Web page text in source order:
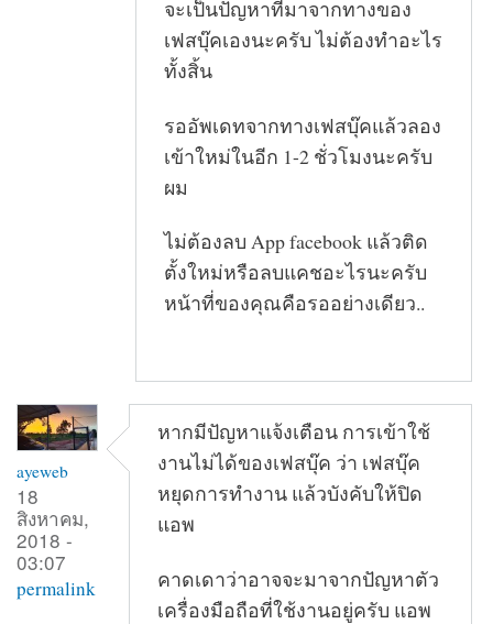
จะเป็นปัญหาที่มาจากทางของ
เฟสบุ๊คเองนะครับ ไม่ต้องทำอะไร
ทั้งสิ้น
รออัพเดทจากทางเฟสบุ๊คแล้วลอง
เข้าใหม่ในอีก 1-2 ชั่วโมงนะครับ
ผม
ไม่ต้องลบ App facebook แล้วติด
ตั้งใหม่หรือลบแคชอะไรนะครับ
หน้าที่ของคุณคือรออย่างเดียว..
ayeweb
18
สิงหาคม,
2018 -
03:07
permalink
หากมีปัญหาแจ้งเตือน การเข้าใช้
งานไม่ได้ของเฟสบุ๊ค ว่า เฟสบุ๊ค
หยุดการทำงาน แล้วบังคับให้ปิด
แอพ
คาดเดาว่าอาจจะมาจากปัญหาตัว
เครื่องมือถือที่ใช้งานอยู่ครับ แอพ